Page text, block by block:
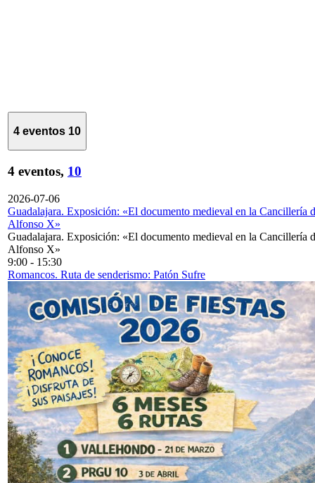
4 eventos 10
4 eventos, 10
2026-07-06
Guadalajara. Exposición: «El documento medieval en la Cancillería
Alfonso X»
Guadalajara. Exposición: «El documento medieval en la Cancillería
Alfonso X»
9:00 - 15:30
Romancos. Ruta de senderismo: Patón Sufre